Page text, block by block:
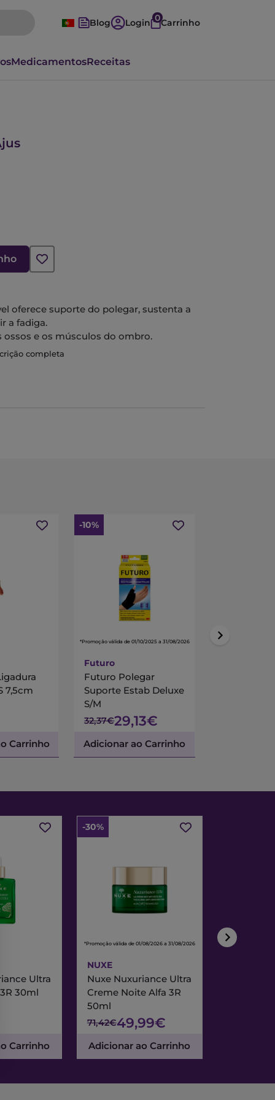
Blog Login 0Carrinho
MedicamentosReceitas
oferece suporte do polegar, sustenta a
a fadiga.
e os músculos do ombro.
completa
Pulso 204 S 7,5cm
Carrinho
-10%
*Promoção válida de 01/10/2025 a 31/08/2026
Futuro
Futuro Polegar
Suporte Estab Deluxe
S/M
32,37€29,13€
Adicionar ao Carrinho
Ultra
30ml
Carrinho
-30%
*Promoção válida de 01/08/2026 a 31/08/2026
NUXE
Nuxe Nuxuriance Ultra
Creme Noite Alfa 3R
50ml
71,42€49,99€
Adicionar ao Carrinho
*Promoção válida